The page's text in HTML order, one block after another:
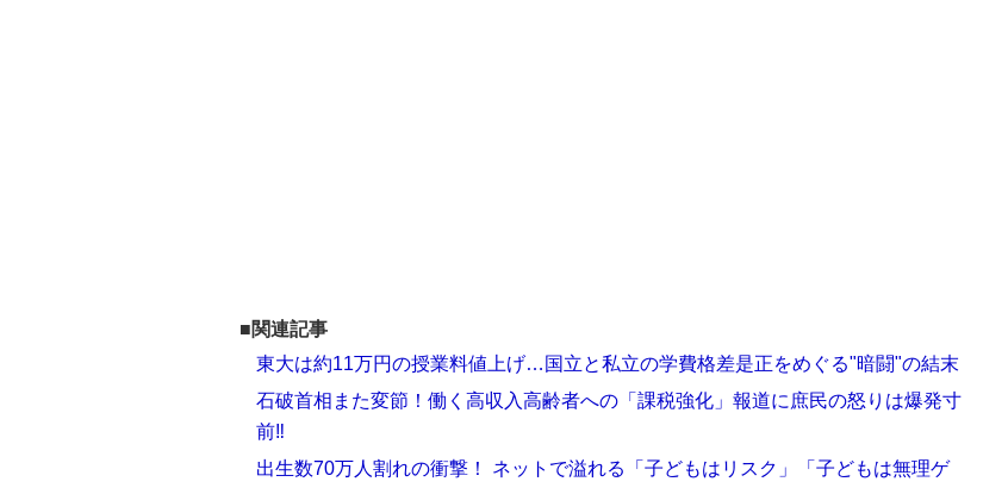
■関連記事
東大は約11万円の授業料値上げ…国立と私立の学費格差是正をめぐる"暗闘"の結末
石破首相また変節！働く高収入高齢者への「課税強化」報道に庶民の怒りは爆発寸
前‼
出生数70万人割れの衝撃！ ネットで溢れる「子どもはリスク」「子どもは無理ゲ